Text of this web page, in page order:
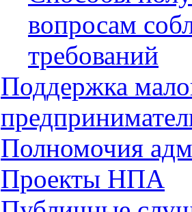
вопросам
требований
Поддержка
Полномочия
Проекты НПА